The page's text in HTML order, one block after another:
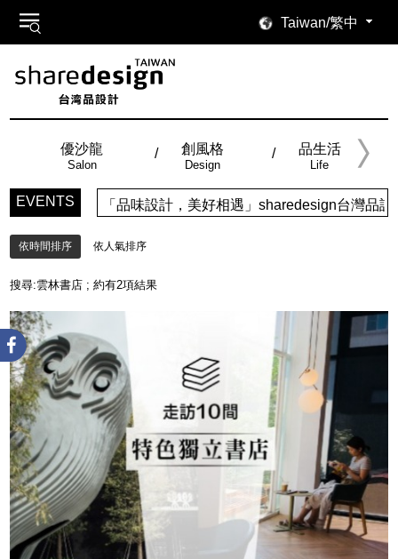
Taiwan/繁中
優沙龍
Salon
創風格
Design
品生活
Life
EVENTS 「品味設計，美好相遇」sharedesign台灣品
依時間排序 依人氣排序
搜尋:雲林書店 ; 約有2項結果